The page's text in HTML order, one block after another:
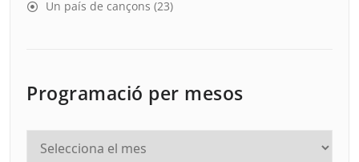
Un país de cançons (23)
Programació per mesos